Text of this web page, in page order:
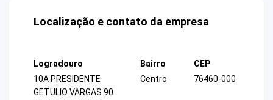
Localização e contato da empresa
Logradouro
10A PRESIDENTE
GETULIO VARGAS 90
Bairro
Centro
CEP
76460-000